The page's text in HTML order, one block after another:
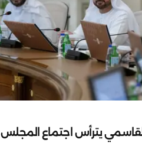
يترأس اجتماع المجلس